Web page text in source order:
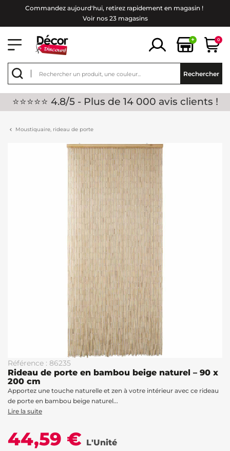
Commandez aujourd'hui, retirez rapidement en magasin !
Voir nos 23 magasins
+ 0
Rechercher
⭐⭐⭐⭐⭐ 4.8/5 - Plus de 14 000 avis clients !
Moustiquaire, rideau de porte
Référence : 86235
Rideau de porte en bambou beige naturel – 90 x
200 cm
Apportez une touche naturelle et zen à votre intérieur avec ce rideau
de porte en bambou beige naturel...
Lire la suite
44,59 € L'Unité